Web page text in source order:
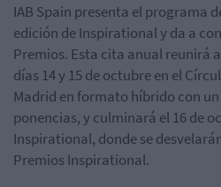
IAB Spain presenta el programa
edición de Inspirational y da a
Premios. Esta cita anual reunirá
días 14 y 15 de octubre en el
Madrid en formato híbrido con
ponencias, y culminará el 16 de
Inspirational, donde se
Premios Inspirational.